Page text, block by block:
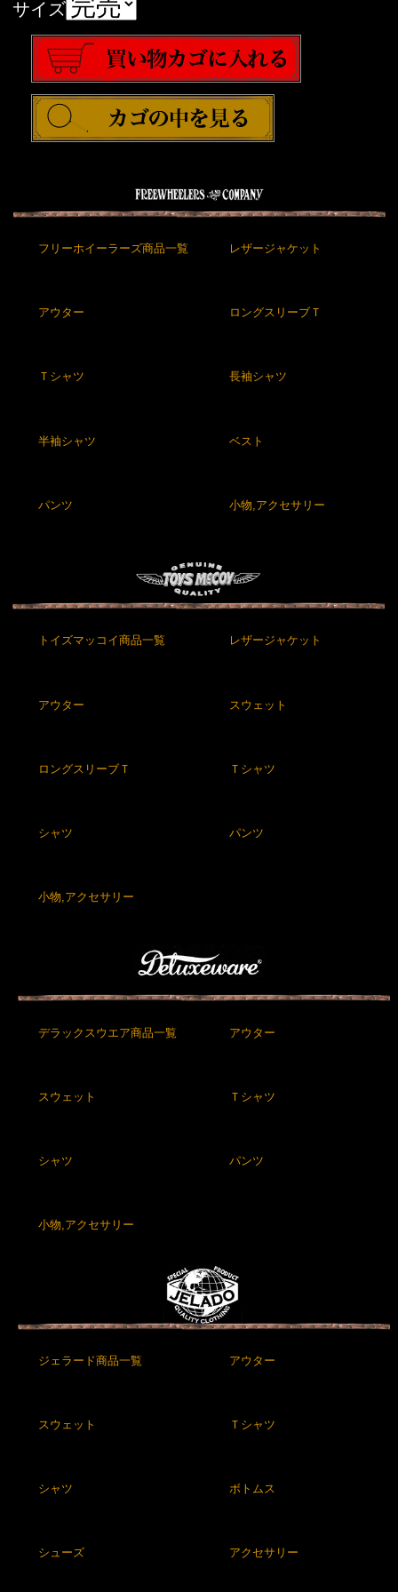
サイズ
フリーホイーラーズ商品一覧 レザージャケット
アウター ロングスリーブＴ
Ｔシャツ 長袖シャツ
半袖シャツ ベスト
パンツ 小物,アクセサリー
トイズマッコイ商品一覧 レザージャケット
アウター スウェット
ロングスリーブＴ Ｔシャツ
シャツ パンツ
小物,アクセサリー
デラックスウエア商品一覧 アウター
スウェット Ｔシャツ
シャツ パンツ
小物,アクセサリー
ジェラード商品一覧 アウター
スウェット Ｔシャツ
シャツ ボトムス
シューズ アクセサリー